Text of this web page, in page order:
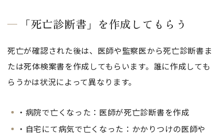
「死亡診断書」を作成してもらう
死亡が確認された後は、医師や監察医から死亡診断書ま
たは死体検案書を作成してもらいます。誰に作成しても
らうかは状況によって異なります。
・病院で亡くなった：医師が死亡診断書を作成
・自宅にて病気で亡くなった：かかりつけの医師や